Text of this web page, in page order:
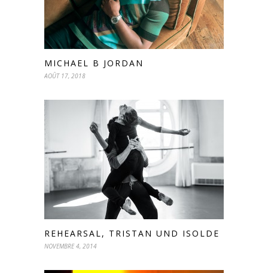
MICHAEL B JORDAN
AOÛT 17, 2018
REHEARSAL, TRISTAN UND ISOLDE
NOVEMBRE 4, 2014